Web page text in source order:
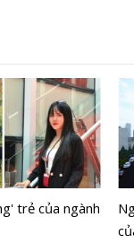
trẻ của ngành